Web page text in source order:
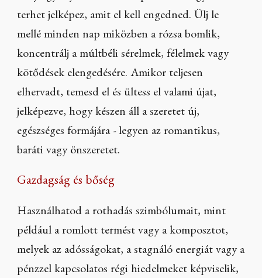
terhet jelképez, amit el kell engedned. Ülj le
mellé minden nap miközben a rózsa bomlik,
koncentrálj a múltbéli sérelmek, félelmek vagy
kötődések elengedésére. Amikor teljesen
elhervadt, temesd el és ültess el valami újat,
jelképezve, hogy készen áll a szeretet új,
egészséges formájára - legyen az romantikus,
baráti vagy önszeretet.
Gazdagság és bőség
Használhatod a rothadás szimbólumait, mint
például a romlott termést vagy a komposztot,
melyek az adósságokat, a stagnáló energiát vagy a
pénzzel kapcsolatos régi hiedelmeket képviselik,